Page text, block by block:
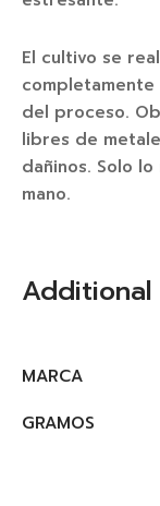
El cultivo se
del proceso.
libres de
dañinos. Solo
mano.
MARCA
GRAMOS